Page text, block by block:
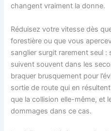
changent vraiment la donne.
Réduisez votre vitesse dès
forestière ou que vous
sanglier surgit rarement seul :
suivent souvent dans les
braquer brusquement pour
sortie de route qui en
que la collision elle-même, et
dommages dans ce cas.